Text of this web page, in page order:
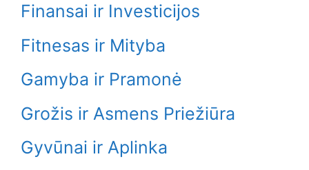
Finansai ir Investicijos
Fitnesas ir Mityba
Gamyba ir Pramonė
Grožis ir Asmens Priežiūra
Gyvūnai ir Aplinka